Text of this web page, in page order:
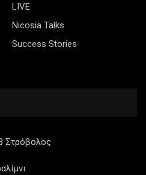
LIVE
Nicosia Talks
Success Stories
Στρόβολος